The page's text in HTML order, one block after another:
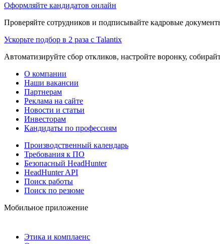
Оформляйте кандидатов онлайн
Проверяйте сотрудников и подписывайте кадровые
Ускорьте подбор в 2 раза с Talantix
Автоматизируйте сбор откликов, настройте воронку,
О компании
Наши вакансии
Партнерам
Реклама на сайте
Новости и статьи
Инвесторам
Кандидаты по профессиям
Производственный календарь
Требования к ПО
Безопасный HeadHunter
HeadHunter API
Поиск работы
Поиск по резюме
Мобильное приложение
Этика и комплаенс